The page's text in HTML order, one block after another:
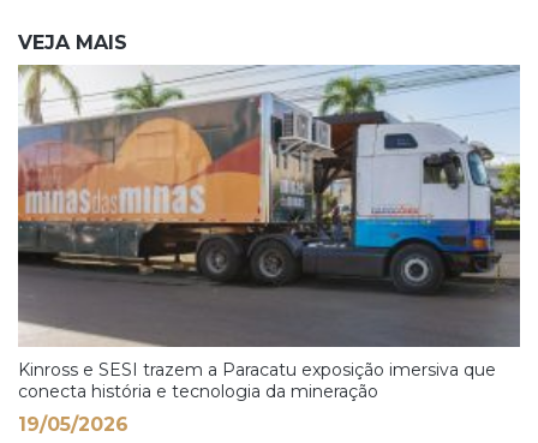
VEJA MAIS
Kinross e SESI trazem a Paracatu exposição imersiva que
conecta história e tecnologia da mineração
19/05/2026